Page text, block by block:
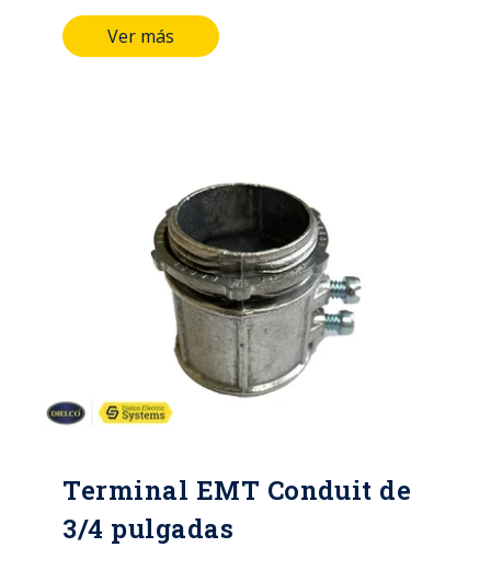
Sus funciones principales se centran
en la organización y protección de
Ver más
Terminal EMT Conduit de
3/4 pulgadas